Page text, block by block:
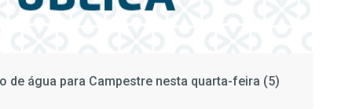
água para Campestre nesta quarta-feira (5)